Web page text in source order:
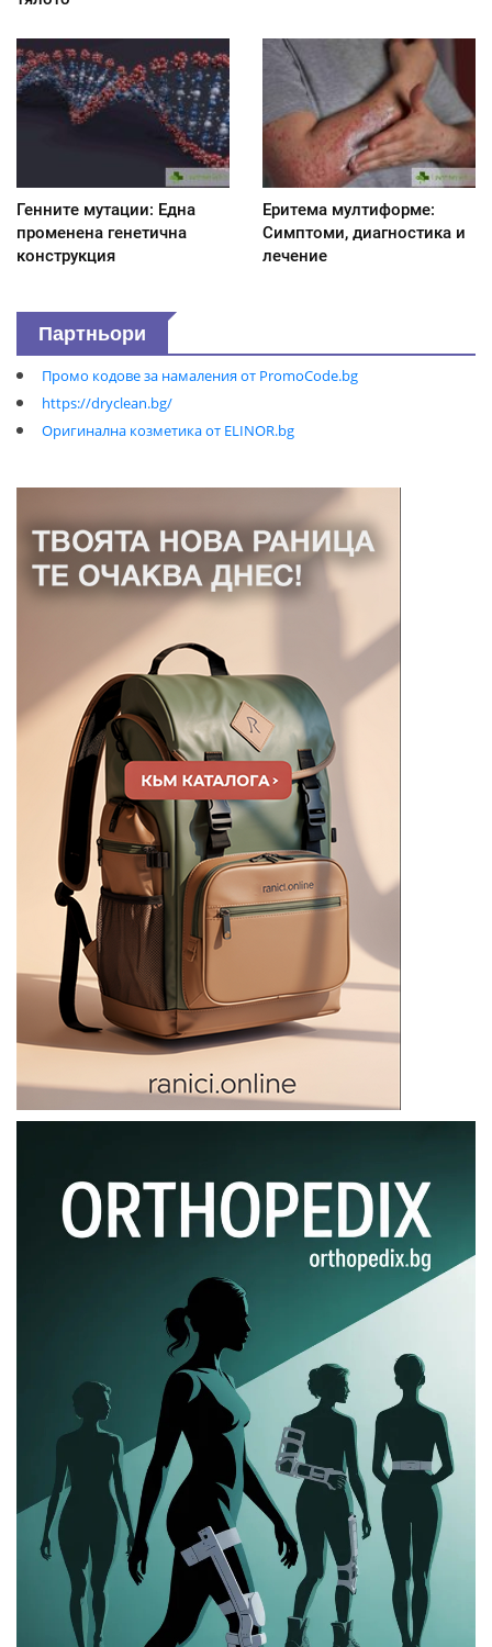
Генните мутации: Една
променена генетична
конструкция
Еритема мултиформе:
Симптоми, диагностика и
лечение
Партньори
Промо кодове за намаления от PromoCode.bg
https://dryclean.bg/
Оригинална козметика от ELINOR.bg